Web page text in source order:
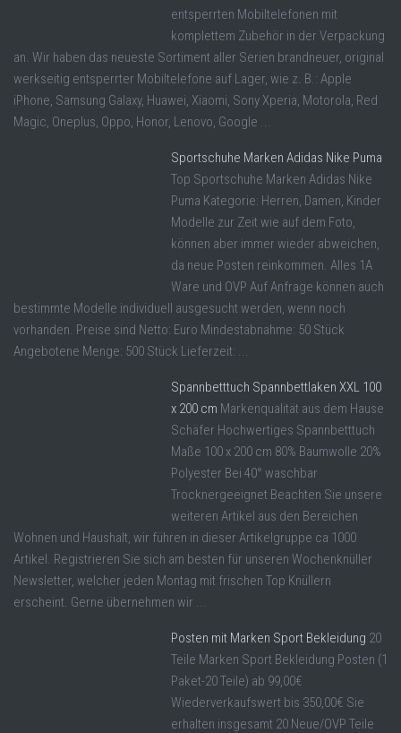
entsperrten Mobiltelefonen mit
komplettem Zubehör in der Verpackung
an. Wir haben das neueste Sortiment aller Serien brandneuer, original
werkseitig entsperrter Mobiltelefone auf Lager, wie z. B.: Apple
iPhone, Samsung Galaxy, Huawei, Xiaomi, Sony Xperia, Motorola, Red
Magic, Oneplus, Oppo, Honor, Lenovo, Google ...
Sportschuhe Marken Adidas Nike Puma
Top Sportschuhe Marken Adidas Nike
Puma Kategorie: Herren, Damen, Kinder
Modelle zur Zeit wie auf dem Foto,
können aber immer wieder abweichen,
da neue Posten reinkommen. Alles 1A
Ware und OVP Auf Anfrage können auch
bestimmte Modelle individuell ausgesucht werden, wenn noch
vorhanden. Preise sind Netto: Euro Mindestabnahme: 50 Stück
Angebotene Menge: 500 Stück Lieferzeit: ...
Spannbetttuch Spannbettlaken XXL 100
x 200 cm Markenqualität aus dem Hause
Schäfer Hochwertiges Spannbetttuch
Maße 100 x 200 cm 80% Baumwolle 20%
Polyester Bei 40° waschbar
Trocknergeeignet Beachten Sie unsere
weiteren Artikel aus den Bereichen
Wohnen und Haushalt, wir führen in dieser Artikelgruppe ca 1000
Artikel. Registrieren Sie sich am besten für unseren Wochenknüller
Newsletter, welcher jeden Montag mit frischen Top Knüllern
erscheint. Gerne übernehmen wir ...
Posten mit Marken Sport Bekleidung 20
Teile Marken Sport Bekleidung Posten (1
Paket-20 Teile) ab 99,00€
Wiederverkaufswert bis 350,00€ Sie
erhalten insgesamt 20 Neue/OVP Teile